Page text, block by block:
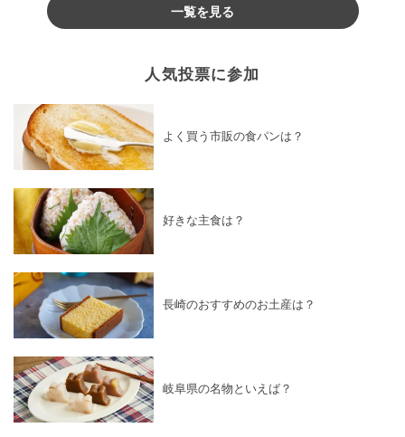
一覧を見る
人気投票に参加
よく買う市販の食パンは？
好きな主食は？
長崎のおすすめのお土産は？
岐阜県の名物といえば？